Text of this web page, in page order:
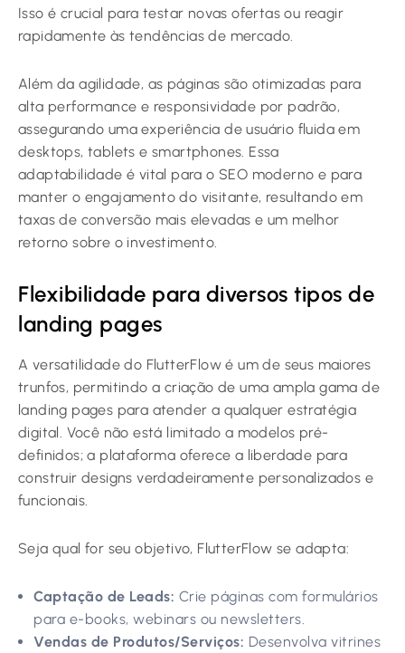
Isso é crucial para testar novas ofertas ou reagir
rapidamente às tendências de mercado.
Além da agilidade, as páginas são otimizadas para
alta performance e responsividade por padrão,
assegurando uma experiência de usuário fluida em
desktops, tablets e smartphones. Essa
adaptabilidade é vital para o SEO moderno e para
manter o engajamento do visitante, resultando em
taxas de conversão mais elevadas e um melhor
retorno sobre o investimento.
Flexibilidade para diversos tipos de
landing pages
A versatilidade do FlutterFlow é um de seus maiores
trunfos, permitindo a criação de uma ampla gama de
landing pages para atender a qualquer estratégia
digital. Você não está limitado a modelos pré-
definidos; a plataforma oferece a liberdade para
construir designs verdadeiramente personalizados e
funcionais.
Seja qual for seu objetivo, FlutterFlow se adapta:
Captação de Leads: Crie páginas com formulários
para e-books, webinars ou newsletters.
Vendas de Produtos/Serviços: Desenvolva vitrines